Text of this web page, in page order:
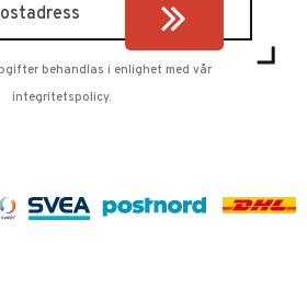
behandlas i enlighet med vår
integritetspolicy.